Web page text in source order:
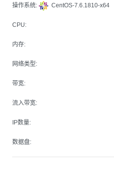
操作系统: CentOS-7.6.1810-x64
CPU:
内存:
网络类型:
带宽:
流入带宽:
IP数量:
数据盘: